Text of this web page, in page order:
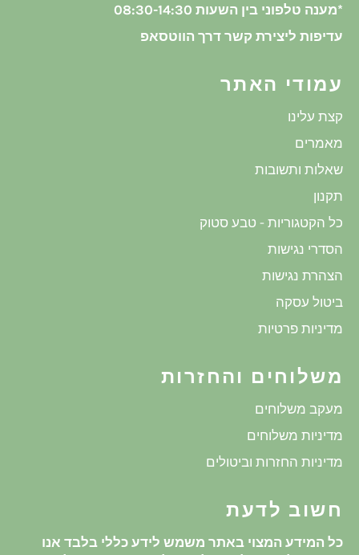
*מענה טלפוני בין השעות 08:30-14:30
עדיפות ליצירת קשר דרך הווטסאפ
עמודי האתר
קצת עלינו
מאמרים
שאלות ותשובות
תקנון
כל הקטגוריות - טבע סטוק
הסדרי נגישות
הצהרת נגישות
ביטול עסקה
מדיניות פרטיות
משלוחים והחזרות
מעקב משלוחים
מדיניות משלוחים
מדיניות החזרות וביטולים
חשוב לדעת
כל המידע המצוי באתר משמש לידע כללי בלבד אנו